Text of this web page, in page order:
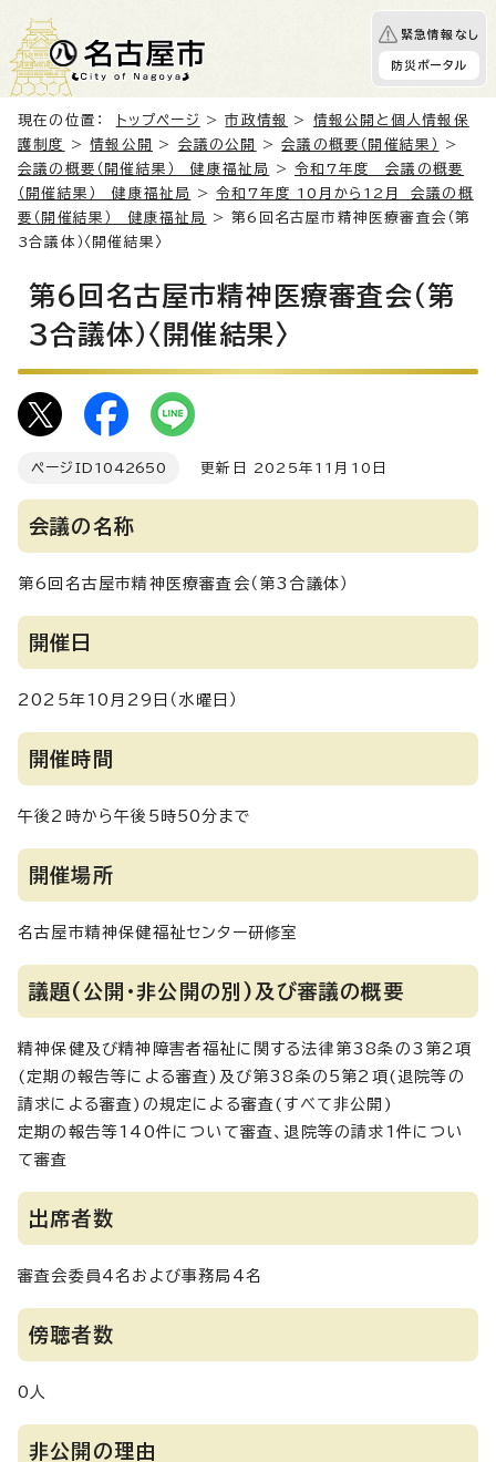
緊急情報なし
防災ポータル
現在の位置： トップページ >市政情報 > 情報公開と個人情報保
護制度
>情報公開 > 会議の公開 >会議の概要（開催結果）
>
会議の概要（開催結果） 健康福祉局
>令和7年度 会議の概要
（開催結果） 健康福祉局
>令和7年度 10月から12月 会議の概
要（開催結果） 健康福祉局
> 第6回名古屋市精神医療審査会（第
3合議体）〈開催結果〉
第6回名古屋市精神医療審査会（第
3合議体）〈開催結果〉
ページID 1042650 更新日 2025年11月10日
会議の名称
第6回名古屋市精神医療審査会（第3合議体）
開催日
2025年10月29日（水曜日）
開催時間
午後2時から午後5時50分まで
開催場所
名古屋市精神保健福祉センター研修室
議題(公開・非公開の別)及び審議の概要
精神保健及び精神障害者福祉に関する法律第38条の3第2項
(定期の報告等による審査)及び第38条の5第2項(退院等の
請求による審査)の規定による審査(すべて非公開)
定期の報告等140件について審査、退院等の請求1件につい
て審査
出席者数
審査会委員4名および事務局4名
傍聴者数
0人
非公開の理由